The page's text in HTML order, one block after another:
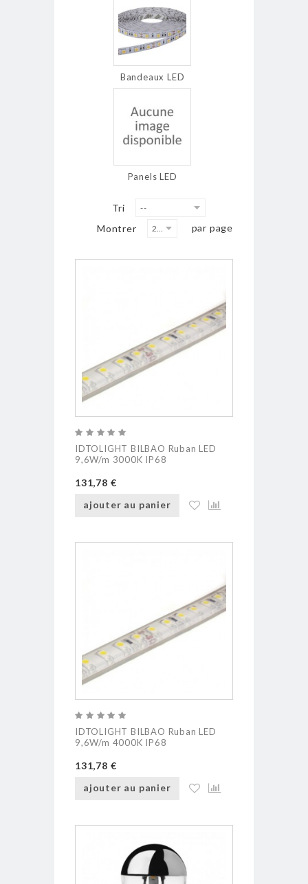
Bandeaux LED
Panels LED
Tri --
Montrer 20 par page
IDTOLIGHT BILBAO Ruban LED
9,6W/m 3000K IP68
131,78 €
ajouter au panier
IDTOLIGHT BILBAO Ruban LED
9,6W/m 4000K IP68
131,78 €
ajouter au panier